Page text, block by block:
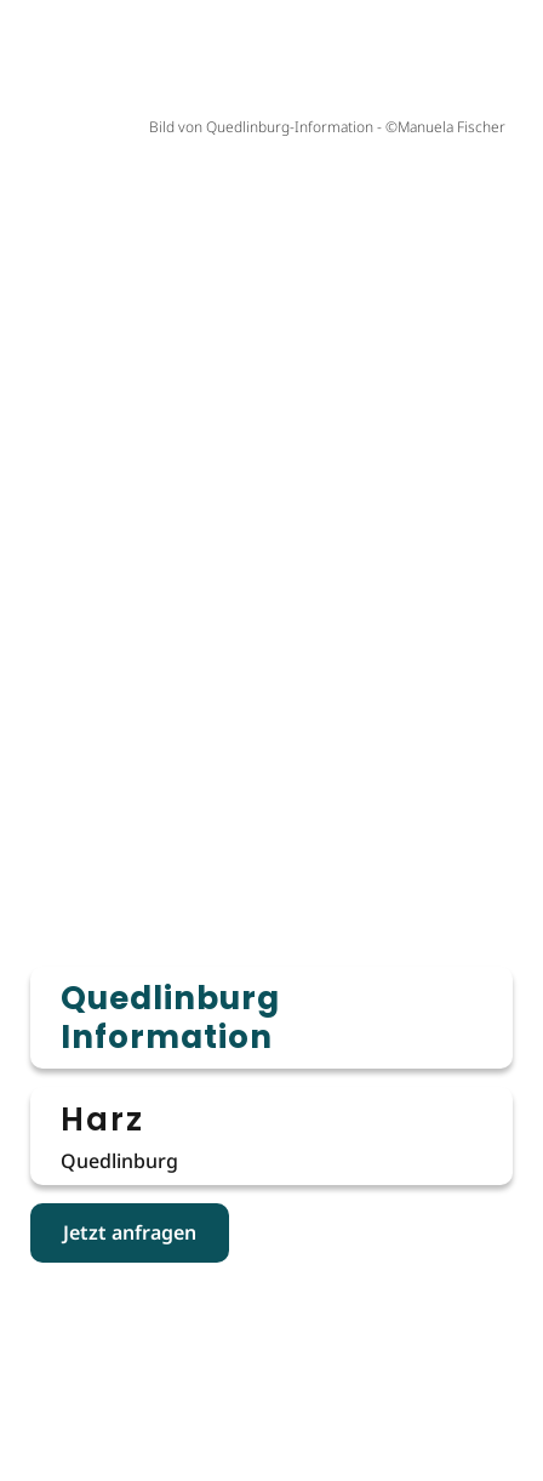
Quedlinburg
Information
Harz
Quedlinburg
Jetzt anfragen
Bild von Quedlinburg-Information - ©Manuela Fischer